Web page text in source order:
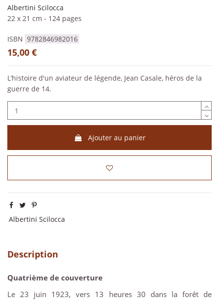
Albertini Scilocca
22 x 21 cm - 124 pages
ISBN 9782846982016
15,00 €
L’histoire d'un aviateur de légende, Jean Casale, héros de la
guerre de 14.
Ajouter au panier
Albertini Scilocca
Description
Quatrième de couverture
Le 23 juin 1923, vers 13 heures 30 dans la forêt de